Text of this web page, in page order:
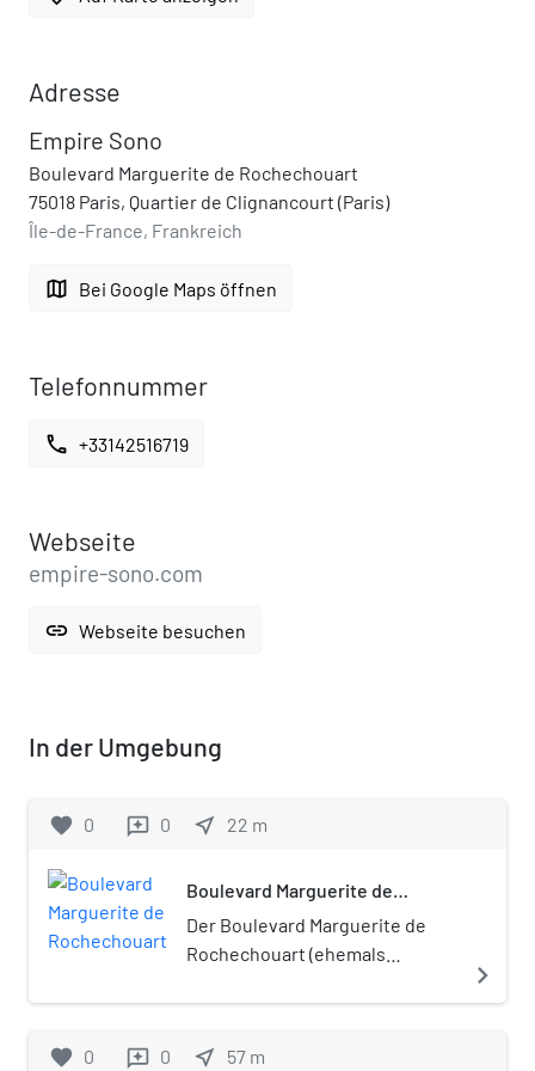
Adresse
Empire Sono
Boulevard Marguerite de Rochechouart
75018 Paris, Quartier de Clignancourt (Paris)
Île-de-France, Frankreich
map Bei Google Maps öffnen
Telefonnummer
call +33142516719
Webseite
empire-sono.com
link Webseite besuchen
In der Umgebung
favorite 0 reviews 0 near_me 22 m
Boulevard Marguerite de
Der Boulevard Marguerite de
Rochechouart (ehemals
eine Straße im Quartier de
navigate_next
favorite 0 reviews 0 near_me 57 m